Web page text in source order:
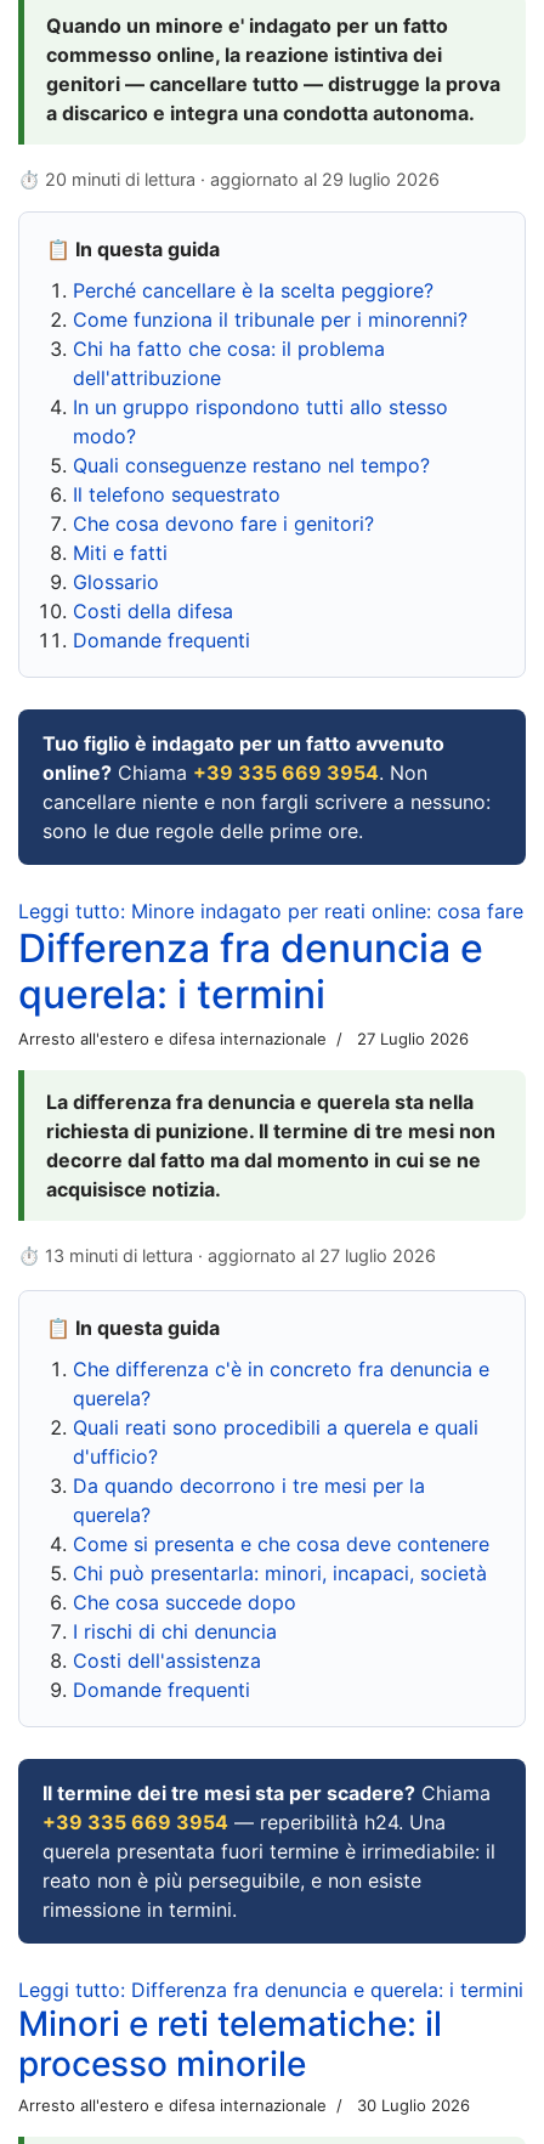
Quando un minore e' indagato per un fatto
commesso online, la reazione istintiva dei
genitori — cancellare tutto — distrugge la prova
a discarico e integra una condotta autonoma.
⏱ 20 minuti di lettura · aggiornato al 29 luglio 2026
📋 In questa guida
Perché cancellare è la scelta peggiore?
Come funziona il tribunale per i minorenni?
Chi ha fatto che cosa: il problema
dell'attribuzione
In un gruppo rispondono tutti allo stesso
modo?
Quali conseguenze restano nel tempo?
Il telefono sequestrato
Che cosa devono fare i genitori?
Miti e fatti
Glossario
Costi della difesa
Domande frequenti
Tuo figlio è indagato per un fatto avvenuto
online? Chiama +39 335 669 3954. Non
cancellare niente e non fargli scrivere a nessuno:
sono le due regole delle prime ore.
Leggi tutto: Minore indagato per reati online: cosa fare
Differenza fra denuncia e
querela: i termini
Arresto all'estero e difesa internazionale 27 Luglio 2026
La differenza fra denuncia e querela sta nella
richiesta di punizione. Il termine di tre mesi non
decorre dal fatto ma dal momento in cui se ne
acquisisce notizia.
⏱ 13 minuti di lettura · aggiornato al 27 luglio 2026
📋 In questa guida
Che differenza c'è in concreto fra denuncia e
querela?
Quali reati sono procedibili a querela e quali
d'ufficio?
Da quando decorrono i tre mesi per la
querela?
Come si presenta e che cosa deve contenere
Chi può presentarla: minori, incapaci, società
Che cosa succede dopo
I rischi di chi denuncia
Costi dell'assistenza
Domande frequenti
Il termine dei tre mesi sta per scadere? Chiama
+39 335 669 3954 — reperibilità h24. Una
querela presentata fuori termine è irrimediabile: il
reato non è più perseguibile, e non esiste
rimessione in termini.
Leggi tutto: Differenza fra denuncia e querela: i termini
Minori e reti telematiche: il
processo minorile
Arresto all'estero e difesa internazionale 30 Luglio 2026